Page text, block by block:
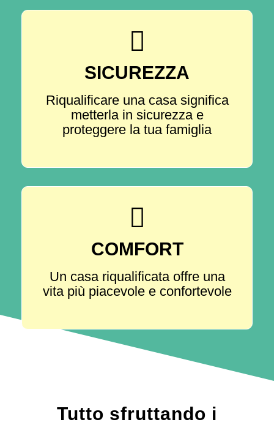
SICUREZZA
Riqualificare una casa significa
metterla in sicurezza e
proteggere la tua famiglia
COMFORT
Un casa riqualificata offre una
vita più piacevole e confortevole
Tutto sfruttando i